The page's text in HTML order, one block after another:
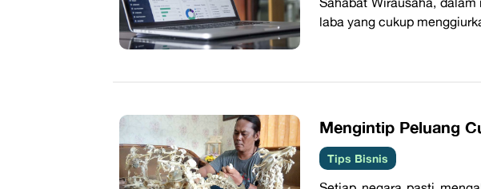
laba yang cukup
​Mengintip Peluang
Tips Bisnis